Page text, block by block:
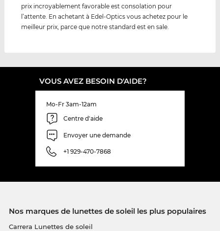
prix incroyablement favorable est consolation pour
l’attente. En achetant à Edel-Optics vous achetez pour le
meilleur prix, parce que notre standard est en sale.
VOUS AVEZ BESOIN D'AIDE?
Mo-Fr 3am-12am
Centre d'aide
Envoyer une demande
+1 929-470-7868
Nos marques de lunettes de soleil les plus populaires
Carrera Lunettes de soleil